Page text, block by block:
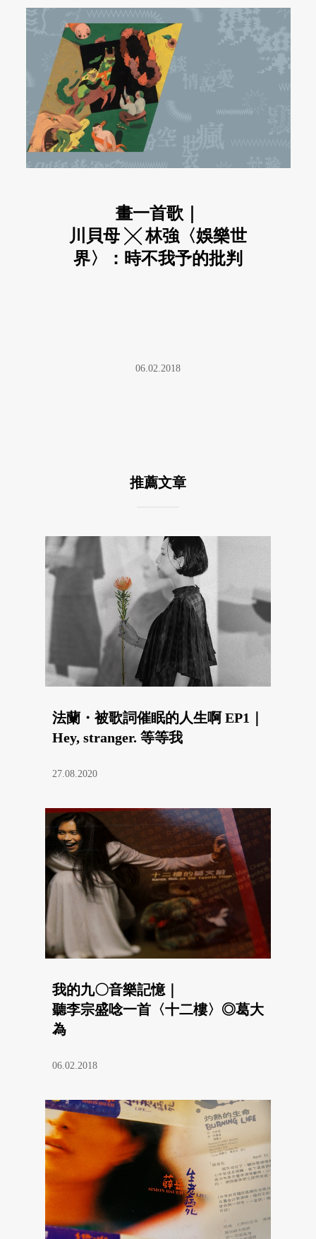
畫一首歌｜
川貝母 ╳ 林強〈娛樂世
界〉：時不我予的批判
06.02.2018
推薦文章
法蘭・被歌詞催眠的人生啊 EP1｜
Hey, stranger. 等等我
27.08.2020
我的九〇音樂記憶｜
聽李宗盛唸一首〈十二樓〉◎葛大
為
06.02.2018